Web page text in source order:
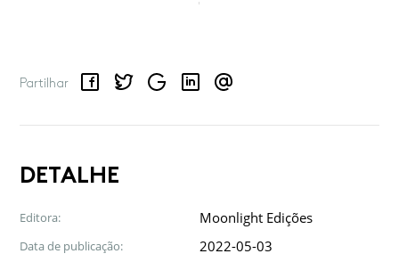
Partilhar
FacebookTwitterGoogle LinkedInEmail
DETALHE
Editora: Moonlight Edições
Data de publicação: 2022-05-03